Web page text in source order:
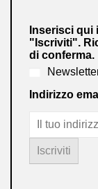
Inserisci qui
"Iscriviti".
di conferma.
Indirizzo